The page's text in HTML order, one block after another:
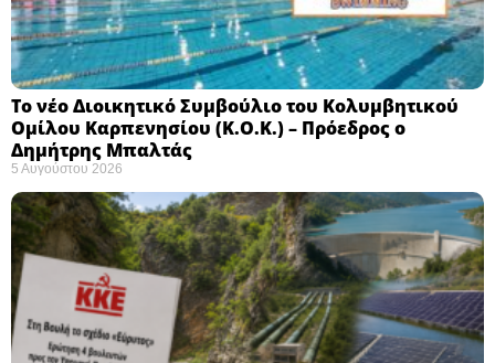
Το νέο Διοικητικό Συμβούλιο του Κολυμβητικού
Ομίλου Καρπενησίου (Κ.Ο.Κ.) – Πρόεδρος ο
Δημήτρης Μπαλτάς
5 Αυγούστου 2026